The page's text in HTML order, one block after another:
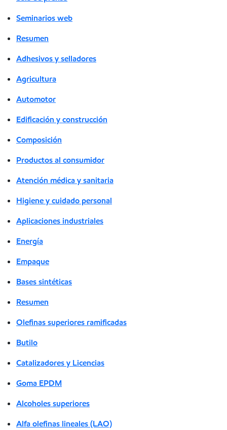
Seminarios web
Resumen
Adhesivos y selladores
Agricultura
Automotor
Edificación y construcción
Composición
Productos al consumidor
Atención médica y sanitaria
Higiene y cuidado personal
Aplicaciones industriales
Energía
Empaque
Bases sintéticas
Resumen
Olefinas superiores ramificadas
Butilo
Catalizadores y Licencias
Goma EPDM
Alcoholes superiores
Alfa olefinas lineales (LAO)